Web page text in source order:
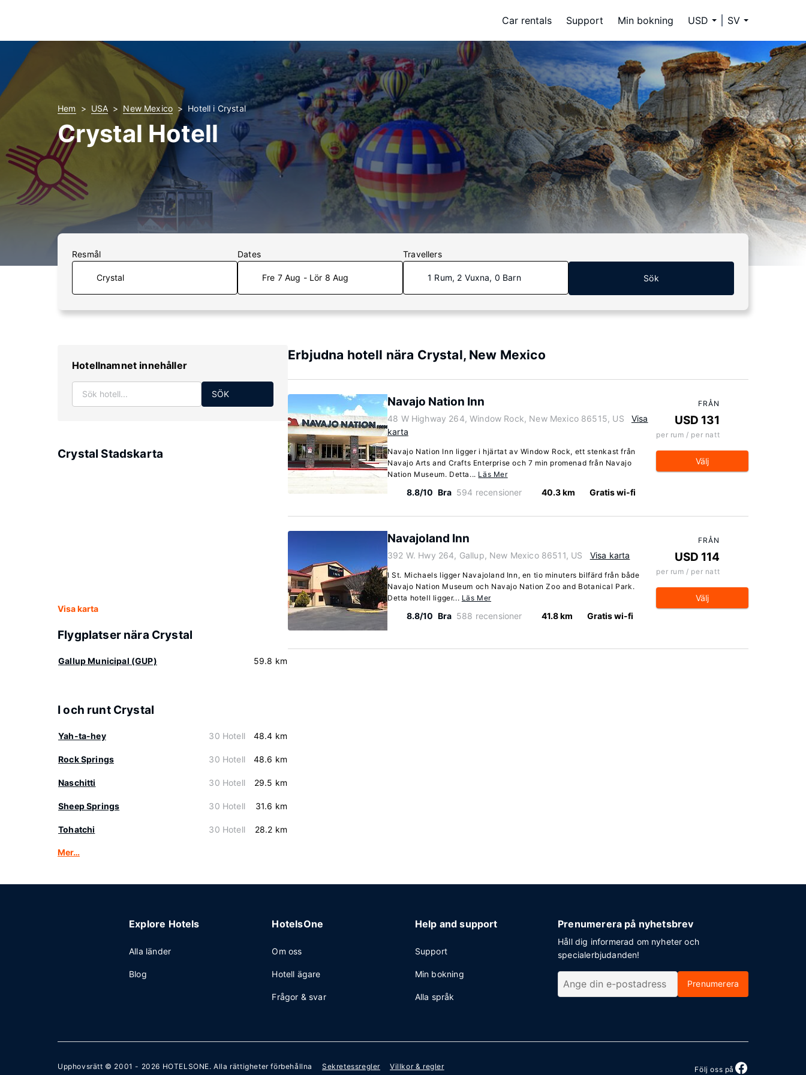
Car rentals Support Min bokning USD SV
Hem USA New Mexico Hotell i Crystal
Crystal Hotell
Resmål Dates
Fre 7 Aug - Lör 8 Aug
Travellers
1 Rum, 2 Vuxna, 0 Barn Sök
Hotellnamnet innehåller
SÖK
Crystal Stadskarta
Visa karta
Flygplatser nära Crystal
Gallup Municipal (GUP) 59.8 km
I och runt Crystal
Yah-ta-hey 30 Hotell 48.4 km
Rock Springs 30 Hotell 48.6 km
Naschitti 30 Hotell 29.5 km
Sheep Springs 30 Hotell 31.6 km
Tohatchi 30 Hotell 28.2 km
Mer…
Erbjudna hotell nära Crystal, New Mexico
Navajo Nation Inn
48 W Highway 264, Window Rock, New Mexico 86515, US
Visa
karta
Navajo Nation Inn ligger i hjärtat av Window Rock, ett stenkast från
Navajo Arts and Crafts Enterprise och 7 min promenad från Navajo
Nation Museum. Detta... Läs Mer
8.8/10 Bra 594 recensioner 40.3 km Gratis wi-fi
FRÅN
USD 131
per rum / per natt
Välj
Navajoland Inn
392 W. Hwy 264, Gallup, New Mexico 86511, US Visa karta
I St. Michaels ligger Navajoland Inn, en tio minuters bilfärd från både
Navajo Nation Museum och Navajo Nation Zoo and Botanical Park.
Detta hotell ligger... Läs Mer
8.8/10 Bra 588 recensioner 41.8 km Gratis wi-fi
FRÅN
USD 114
per rum / per natt
Välj
Explore Hotels
Alla länder
Blog
HotelsOne
Om oss
Hotell ägare
Frågor & svar
Help and support
Support
Min bokning
Alla språk
Prenumerera på nyhetsbrev
Håll dig informerad om nyheter och
specialerbjudanden!
Prenumerera
Upphovsrätt © 2001 - 2026 HOTELSONE. Alla rättigheter förbehållna Sekretessregler Villkor & regler Följ oss på